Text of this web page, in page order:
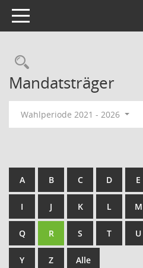
Toggle navigation
Rechercheauswahl
Mandatsträger
Wahlperiode 2021 - 2026
A B C D E
I J K L M
Q R S T U
Y Z Alle